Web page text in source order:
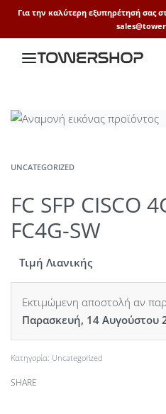
Για την καλύτερη εξυπηρέτησή σας
UNCATEGORIZED
FC SFP CISCO
FC4G-SW
Τιμή Λιανικής
Εκτιμώμενη αποστολή αν
Παρασκευή, 14 Αυγούστου
Κατηγορία: Uncategorized
SHARE